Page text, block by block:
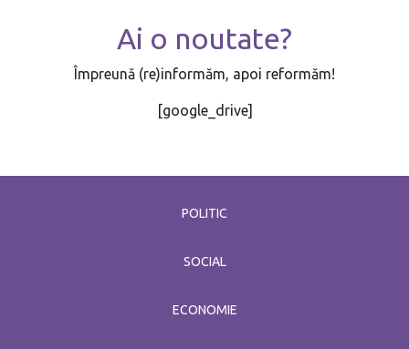
Ai o noutate?
Împreună (re)informăm, apoi reformăm!
[google_drive]
POLITIC
SOCIAL
ECONOMIE